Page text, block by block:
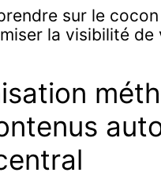
sur le
la visibilité